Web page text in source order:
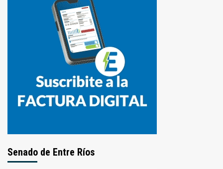
Senado de Entre Ríos